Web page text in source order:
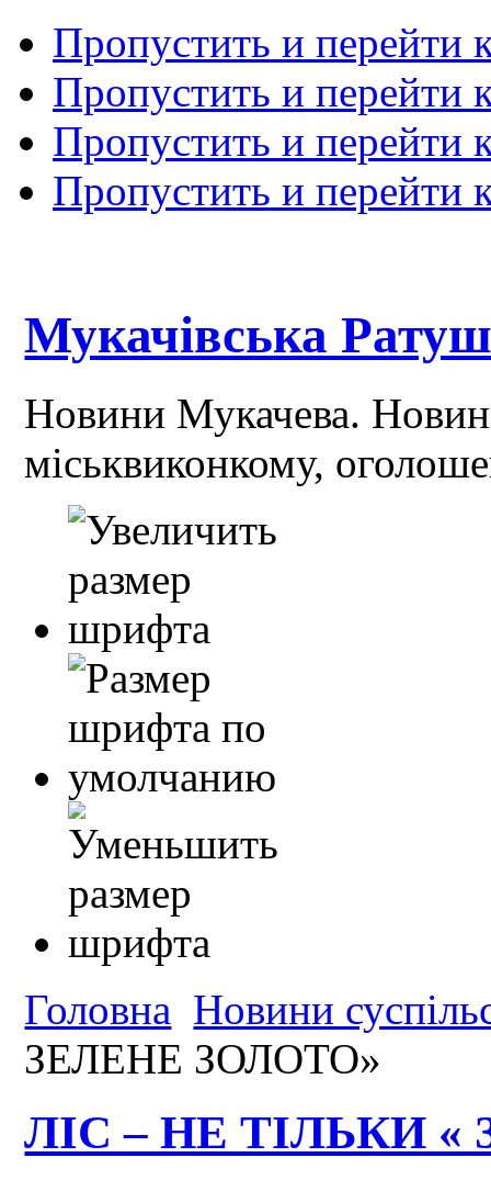
Пропустить и перейти
Пропустить и перейти
Пропустить и перейти
Пропустить и перейти
Мукачівська
Новини Мукачева.
міськвиконкому,
Головна Новини
ЗЕЛЕНЕ ЗОЛОТО»
ЛІС – НЕ ТІЛЬКИ